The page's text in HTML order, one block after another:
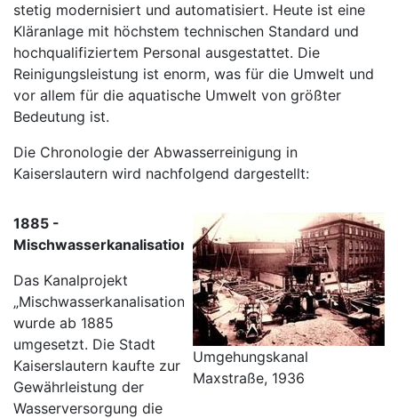
stetig modernisiert und automatisiert. Heute ist eine
Kläranlage mit höchstem technischen Standard und
hochqualifiziertem Personal ausgestattet. Die
Reinigungsleistung ist enorm, was für die Umwelt und
vor allem für die aquatische Umwelt von größter
Bedeutung ist.
Die Chronologie der Abwasserreinigung in
Kaiserslautern wird nachfolgend dargestellt:
Umgehungskanal
Maxstraße, 1936
1885 -
Mischwasserkanalisation
Das Kanalprojekt
„Mischwasserkanalisation“
wurde ab 1885
umgesetzt. Die Stadt
Kaiserslautern kaufte zur
Gewährleistung der
Wasserversorgung die